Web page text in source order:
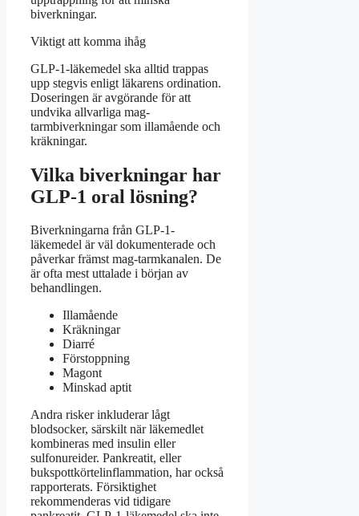
biverkningar.
Viktigt att komma ihåg
GLP-1-läkemedel ska alltid trappas
upp stegvis enligt läkarens ordination.
Doseringen är avgörande för att
undvika allvarliga mag-
tarmbiverkningar som illamående och
kräkningar.
Vilka biverkningar har
GLP-1 oral lösning?
Biverkningarna från GLP-1-
läkemedel är väl dokumenterade och
påverkar främst mag-tarmkanalen. De
är ofta mest uttalade i början av
behandlingen.
Illamående
Kräkningar
Diarré
Förstoppning
Magont
Minskad aptit
Andra risker inkluderar lågt
blodsocker, särskilt när läkemedlet
kombineras med insulin eller
sulfonureider. Pankreatit, eller
bukspottkörtelinflammation, har också
rapporterats. Försiktighet
rekommenderas vid tidigare